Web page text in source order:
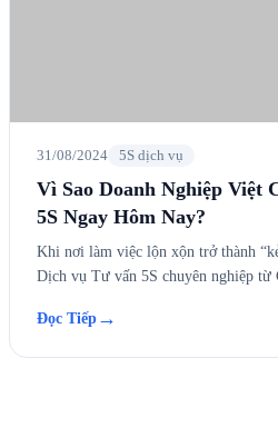
31/08/2024 5S dịch vụ
Vì Sao Doanh Nghiệp Việt
5S Ngay Hôm Nay?
Khi nơi làm việc lộn xộn trở thành
Dịch vụ Tư vấn 5S chuyên nghiệp
Đọc Tiếp →